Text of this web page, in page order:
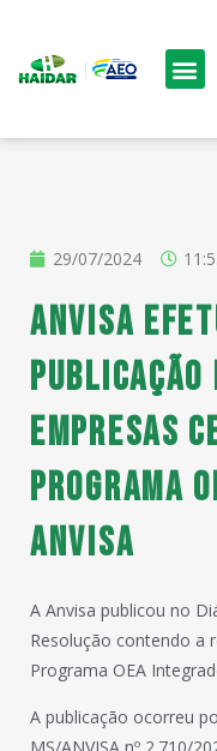
29/07/2024
Anvisa
publicação
empresas
Programa
Anvisa
A Anvisa publicou no
Resolução contendo a
Programa OEA
A publicação ocorreu